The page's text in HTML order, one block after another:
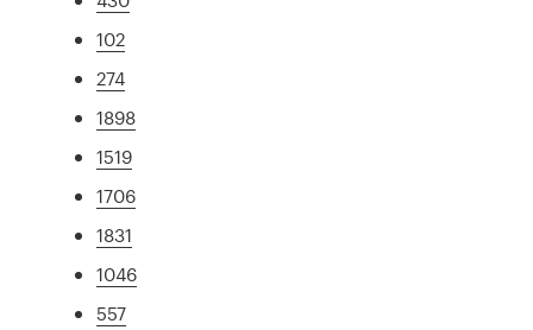
102
274
1898
1519
1706
1831
1046
557